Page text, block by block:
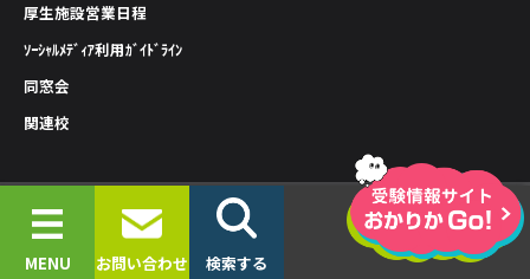
MENU お問い合わせ 検索する
厚生施設営業日程
ｿｰｼｬﾙﾒﾃﾞｨｱ利用ｶﾞｲﾄﾞﾗｲﾝ
同窓会
関連校
情報公開
プライバシーポリシー
サイトポリシー